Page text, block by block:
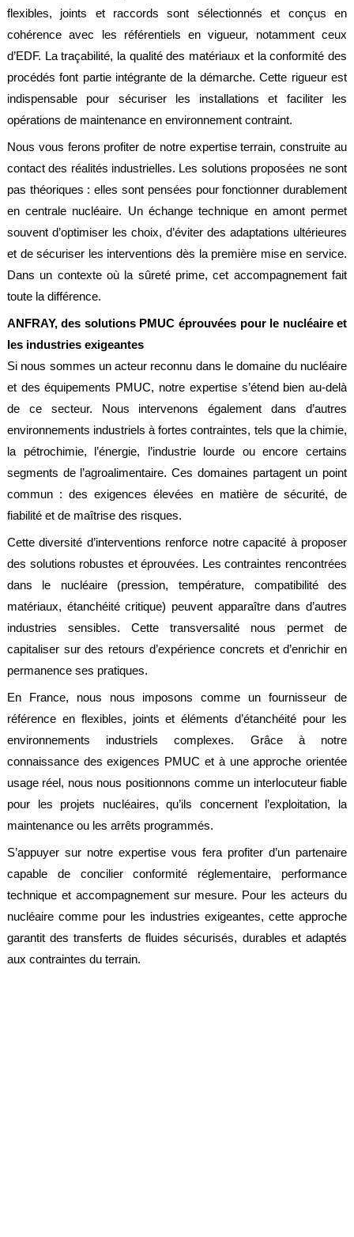
flexibles, joints et raccords sont sélectionnés et conçus en
cohérence avec les référentiels en vigueur, notamment ceux
d’EDF. La traçabilité, la qualité des matériaux et la conformité des
procédés font partie intégrante de la démarche. Cette rigueur est
indispensable pour sécuriser les installations et faciliter les
opérations de maintenance en environnement contraint.
Nous vous ferons profiter de notre expertise terrain, construite au
contact des réalités industrielles. Les solutions proposées ne sont
pas théoriques : elles sont pensées pour fonctionner durablement
en centrale nucléaire. Un échange technique en amont permet
souvent d’optimiser les choix, d’éviter des adaptations ultérieures
et de sécuriser les interventions dès la première mise en service.
Dans un contexte où la sûreté prime, cet accompagnement fait
toute la différence.
ANFRAY, des solutions PMUC éprouvées pour le nucléaire et
les industries exigeantes
Si nous sommes un acteur reconnu dans le domaine du nucléaire
et des équipements PMUC, notre expertise s’étend bien au-delà
de ce secteur. Nous intervenons également dans d’autres
environnements industriels à fortes contraintes, tels que la chimie,
la pétrochimie, l’énergie, l’industrie lourde ou encore certains
segments de l’agroalimentaire. Ces domaines partagent un point
commun : des exigences élevées en matière de sécurité, de
fiabilité et de maîtrise des risques.
Cette diversité d’interventions renforce notre capacité à proposer
des solutions robustes et éprouvées. Les contraintes rencontrées
dans le nucléaire (pression, température, compatibilité des
matériaux, étanchéité critique) peuvent apparaître dans d’autres
industries sensibles. Cette transversalité nous permet de
capitaliser sur des retours d’expérience concrets et d’enrichir en
permanence ses pratiques.
En France, nous nous imposons comme un fournisseur de
référence en flexibles, joints et éléments d’étanchéité pour les
environnements industriels complexes. Grâce à notre
connaissance des exigences PMUC et à une approche orientée
usage réel, nous nous positionnons comme un interlocuteur fiable
pour les projets nucléaires, qu’ils concernent l’exploitation, la
maintenance ou les arrêts programmés.
S’appuyer sur notre expertise vous fera profiter d’un partenaire
capable de concilier conformité réglementaire, performance
technique et accompagnement sur mesure. Pour les acteurs du
nucléaire comme pour les industries exigeantes, cette approche
garantit des transferts de fluides sécurisés, durables et adaptés
aux contraintes du terrain.